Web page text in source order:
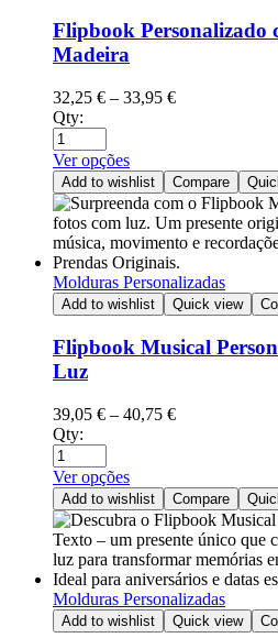
Flipbook Personalizado
Madeira
32,25 € – 33,95 €
Qty:
Ver opções
Add to wishlist Compare
Molduras Personalizadas
Add to wishlist Quick view
Flipbook Musical
Luz
39,05 € – 40,75 €
Qty:
Ver opções
Add to wishlist Compare
Molduras Personalizadas
Add to wishlist Quick view